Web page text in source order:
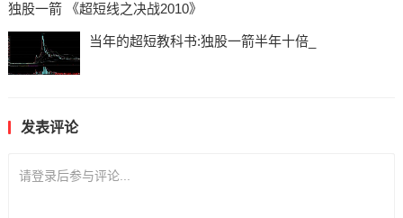
独股一箭 《超短线之决战2010》
当年的超短教科书:独股一箭半年十倍_
发表评论
请登录后参与评论...